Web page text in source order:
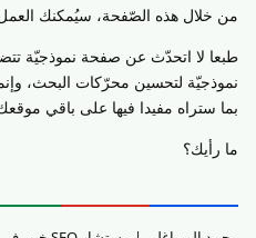
من خلال هذه الصّفحة، سيُمكنك
طبعا لا اتحدّث عن صفحة نموذجيّة
نموذجيّة لتحسين محرّكات البحث،
بما ستراه مفيدا فيها على باقي
ما رأيك؟